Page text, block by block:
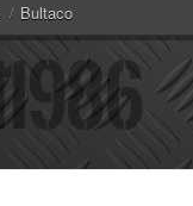
/ Bultaco